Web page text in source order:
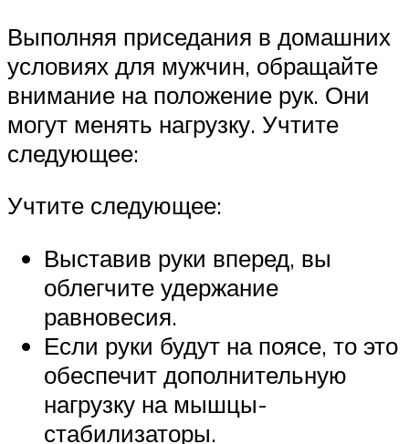
Выполняя приседания в домашних
условиях для мужчин, обращайте
внимание на положение рук. Они
могут менять нагрузку. Учтите
следующее:
Учтите следующее:
Выставив руки вперед, вы
облегчите удержание
равновесия.
Если руки будут на поясе, то это
обеспечит дополнительную
нагрузку на мышцы-
стабилизаторы.